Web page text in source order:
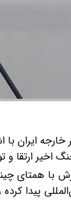
خارجه ایران
اخیر ارتقا
با همتای
پیدا کرده